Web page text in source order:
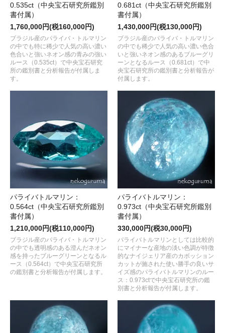
0.535ct（中央宝石研究所鑑別
書付属）
1,760,000円(税160,000円)
ブラジル産のパライバ・トルマリン
の中でも特に稀少で人気の高い濃い
色合いと強いネオン感の青みの強い
ルース（0.535ct）で中央宝石研究
所の鑑別書と分析報告が付属しま
す。
0.681ct（中央宝石研究所鑑別
書付属）
1,430,000円(税130,000円)
ブラジル産のパライバ・トルマリン
の中でも稀少で人気の高い濃い色合
いと強いネオン感のあるブルーグリ
ーンとなるルース（0.681ct）で中
央宝石研究所の鑑別書と分析報告が
付属します。
パライバトルマリン：
0.564ct（中央宝石研究所鑑別
書付属）
1,210,000円(税110,000円)
ブラジル産のパライバ・トルマリン
の中でも透明感のある澄んだネオン
感を持ったブルーグリーンとなるル
ース（0.564ct）で中央宝石研究所
の鑑別書と分析報告が付属します。
パライバトルマリン：
0.973ct（中央宝石研究所鑑別
書付属）
330,000円(税30,000円)
パライバトルマリンとしては比較的
にマイナーな産地の淡い色調が特徴
的なナイジェリア産のカボッション
カットが施された使い勝手の良いサ
イズ感のパライバトルマリンのルー
ス：0.973ctで中央宝石研究所の鑑
別書と分析報告が付属します。